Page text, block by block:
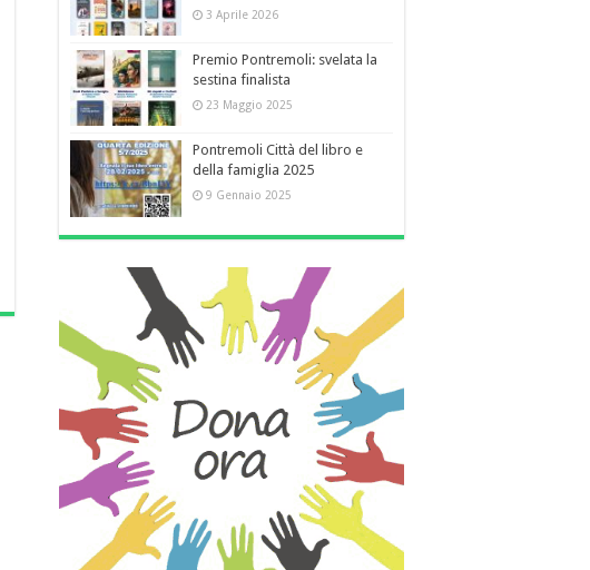
3 Aprile 2026
Premio Pontremoli: svelata la
sestina finalista
23 Maggio 2025
Pontremoli Città del libro e
della famiglia 2025
9 Gennaio 2025